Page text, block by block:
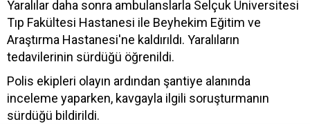
Yaralılar daha sonra ambulanslarla Selçuk Üniversitesi
Tıp Fakültesi Hastanesi ile Beyhekim Eğitim ve
Araştırma Hastanesi'ne kaldırıldı. Yaralıların
tedavilerinin sürdüğü öğrenildi.
Polis ekipleri olayın ardından şantiye alanında
inceleme yaparken, kavgayla ilgili soruşturmanın
sürdüğü bildirildi.